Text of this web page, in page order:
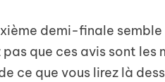
demi-finale semble
pas que ces avis sont
ce que vous lirez là